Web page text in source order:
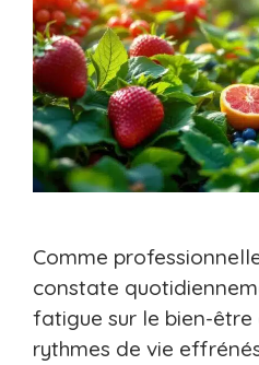
Comme
constate
fatigue sur le bien-être
rythmes de vie